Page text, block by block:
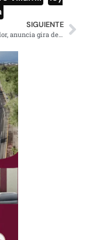
SIGUIENTE
López Obrador, anuncia gira de trabajo en municipios de Chiapas